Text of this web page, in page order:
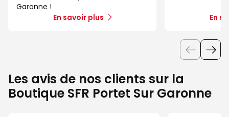
Garonne !
En savoir plus
En
Les avis de nos clients sur la
Boutique SFR Portet Sur Garonne